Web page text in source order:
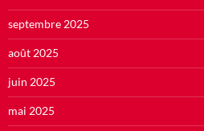
septembre 2025
août 2025
juin 2025
mai 2025